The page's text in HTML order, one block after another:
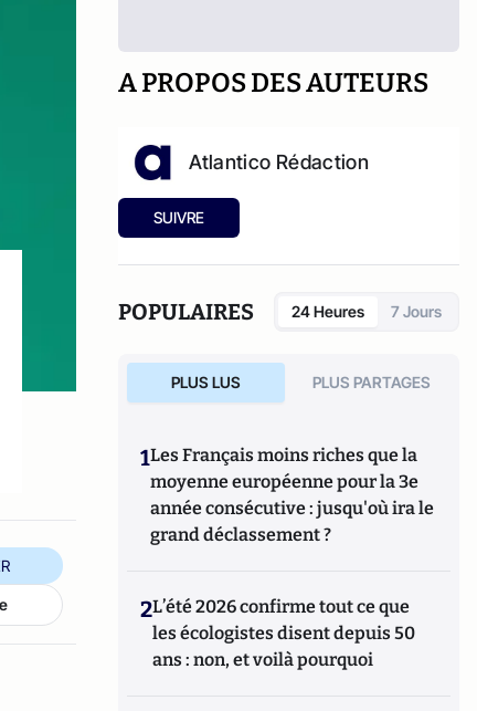
A PROPOS DES AUTEURS
Atlantico Rédaction
SUIVRE
POPULAIRES 24 Heures 7 Jours
PLUS LUS PLUS PARTAGES
1Les Français moins riches que la
moyenne européenne pour la 3e
année consécutive : jusqu'où ira le
grand déclassement ?
2L’été 2026 confirme tout ce que
les écologistes disent depuis 50
ans : non, et voilà pourquoi